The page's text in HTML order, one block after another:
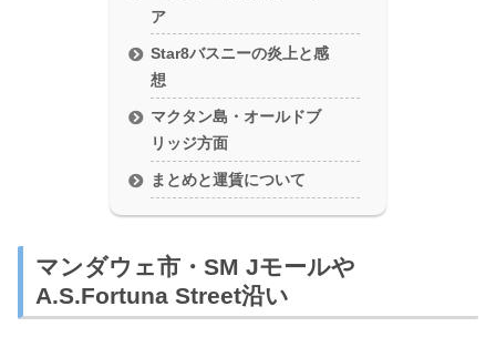
ア
Star8バスニーの炎上と感
想
マクタン島・オールドブ
リッジ方面
まとめと運賃について
マンダウェ市・SM Jモールや
A.S.Fortuna Street沿い